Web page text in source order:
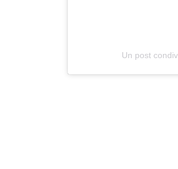
Un post